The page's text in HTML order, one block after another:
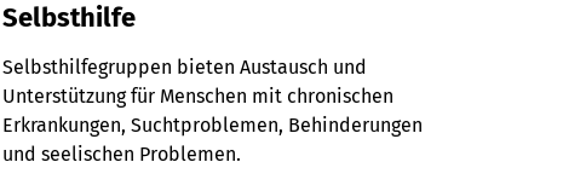
Selbsthilfe
Selbsthilfegruppen bieten Austausch und
Unterstützung für Menschen mit chronischen
Erkrankungen, Suchtproblemen, Behinderungen
und seelischen Problemen.